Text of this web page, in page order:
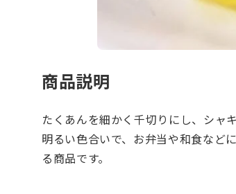
商品説明
たくあんを細かく千切りにし、シャ
明るい色合いで、お弁当や和食など
る商品です。